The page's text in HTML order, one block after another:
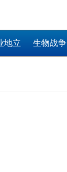
地立 生物战争